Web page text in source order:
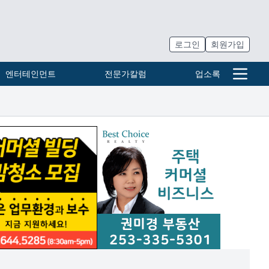
로그인 회원가입
엔터테인먼트 전문가칼럼 업소록